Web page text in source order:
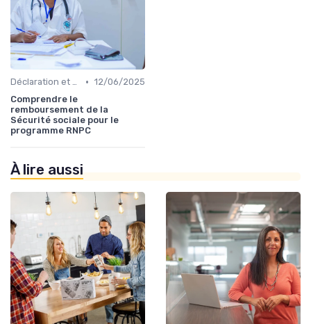
Déclaration et Remboursement • 12/06/2025
Comprendre le
remboursement de la
Sécurité sociale pour le
programme RNPC
À lire aussi